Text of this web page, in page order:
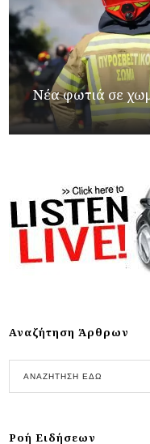
Νέα φωτιά σε
Αναζήτηση Άρθρων
Ροή Ειδήσεων